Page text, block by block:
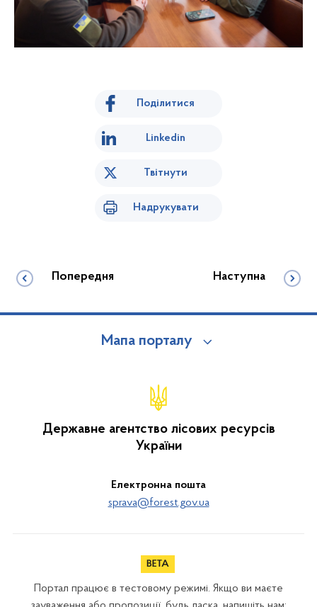
Поділитися
Linkedin
Твітнути
Надрукувати
Попередня Наступна
Мапа порталу
Державне агентство лісових ресурсів
України
Електронна пошта
sprava@forest.gov.ua
Портал працює в тестовому режимі. Якщо ви маєте